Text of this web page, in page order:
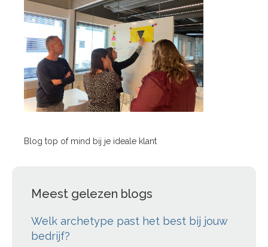
Blog top of mind bij je ideale klant
Meest gelezen blogs
Welk archetype past het best bij jouw
bedrijf?